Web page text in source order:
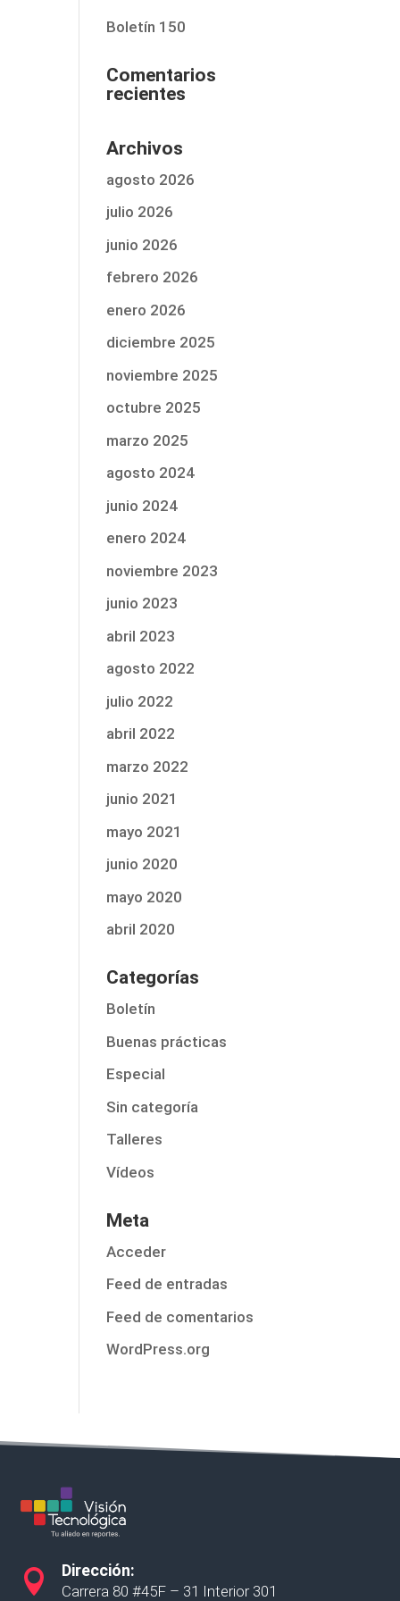
Boletín 150
Comentarios
recientes
Archivos
agosto 2026
julio 2026
junio 2026
febrero 2026
enero 2026
diciembre 2025
noviembre 2025
octubre 2025
marzo 2025
agosto 2024
junio 2024
enero 2024
noviembre 2023
junio 2023
abril 2023
agosto 2022
julio 2022
abril 2022
marzo 2022
junio 2021
mayo 2021
junio 2020
mayo 2020
abril 2020
Categorías
Boletín
Buenas prácticas
Especial
Sin categoría
Talleres
Vídeos
Meta
Acceder
Feed de entradas
Feed de comentarios
WordPress.org
 Dirección:
Carrera 80 #45F – 31 Interior 301